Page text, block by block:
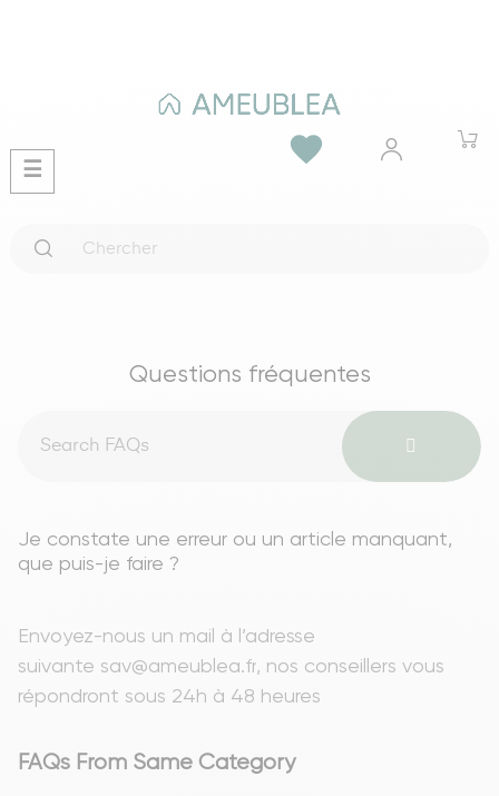
Basculer
la
☰
favorite
Questions fréquentes
Je constate une erreur ou un article manquant,
que puis-je faire ?
Envoyez-nous un mail à l’adresse
suivante sav@ameublea.fr, nos conseillers vous
répondront sous 24h à 48 heures
FAQs From Same Category